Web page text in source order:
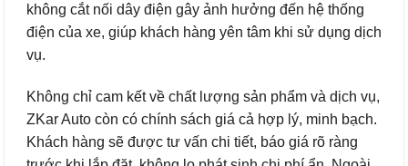
không cắt nối dây điện gây ảnh hưởng đến hệ thống
điện của xe, giúp khách hàng yên tâm khi sử dụng dịch
vụ.
Không chỉ cam kết về chất lượng sản phẩm và dịch vụ,
ZKar Auto còn có chính sách giá cả hợp lý, minh bạch.
Khách hàng sẽ được tư vấn chi tiết, báo giá rõ ràng